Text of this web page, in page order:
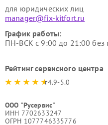
для юридических лиц
manager@fix-kitfort.ru
График работы:
ПН-ВСК с 9:00 до 21:00
Рейтинг сервисного центра
4.9-5.0
ООО "Русервис"
ИНН 7702633247
ОГРН 1077746335776